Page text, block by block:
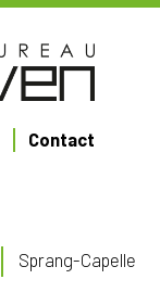
Contact
Sprang-Capelle